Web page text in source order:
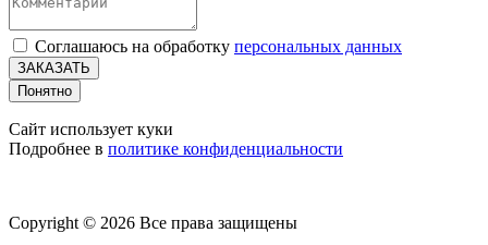
Соглашаюсь на обработку персональных данных
ЗАКАЗАТЬ
Понятно
Сайт использует куки
Подробнее в политике конфиденциальности
Copyright © 2026 Все права защищены